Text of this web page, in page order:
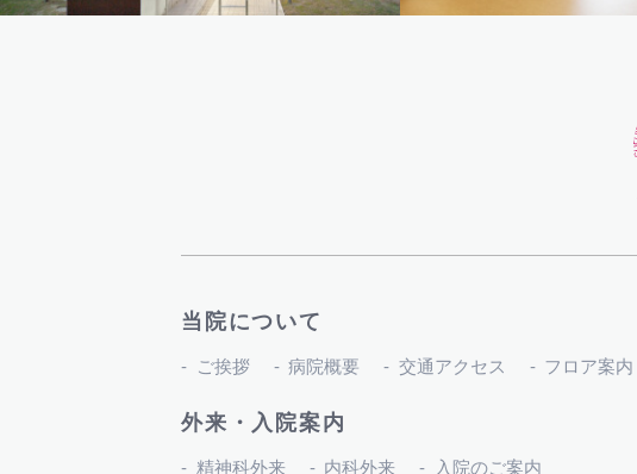
当院について
ご挨拶 病院概要 交通アクセス フロア案内
外来・入院案内
精神科外来 内科外来 入院のご案内